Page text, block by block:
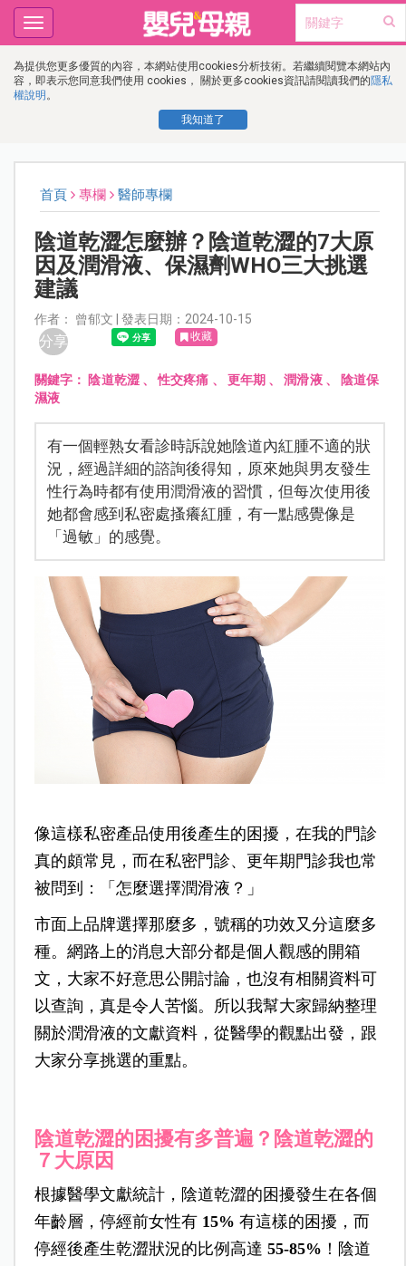
為提供您更多優質的內容，本網站使用cookies分析技術。若繼續閱覽本網站內
容，即表示您同意我們使用 cookies， 關於更多cookies資訊請閱讀我們的隱私
權說明 。
我知道了
Toggle
navigation
首頁 專欄 醫師專欄
陰道乾澀怎麼辦？陰道乾澀的7大原
因及潤滑液、保濕劑WHO三大挑選
建議
作者： 曾郁文 | 發表日期：2024-10-15
分享 收藏
關鍵字： 陰道乾澀、性交疼痛 、 更年期 、潤滑液、
陰道保
濕液
有一個輕熟女看診時訴說她陰道內紅腫不適的狀
況，經過詳細的諮詢後得知，原來她與男友發生
性行為時都有使用潤滑液的習慣，但每次使用後
她都會感到私密處搔癢紅腫，有一點感覺像是
「過敏」的感覺。
像這樣私密產品使用後產生的困擾，在我的門診
真的頗常見，而在私密門診、更年期門診我也常
被問到：「怎麼選擇潤滑液？」
市面上品牌選擇那麼多，號稱的功效又分這麼多
種。網路上的消息大部分都是個人觀感的開箱
文，大家不好意思公開討論，也沒有相關資料可
以查詢，真是令人苦惱。所以我幫大家歸納整理
關於潤滑液的文獻資料，從醫學的觀點出發，跟
大家分享挑選的重點。
陰道乾澀的困擾有多普遍？陰道乾澀的
７大原因
根據醫學文獻統計，陰道乾澀的困擾發生在各個
年齡層，停經前女性有15% 有這樣的困擾，而
停經後產生乾澀狀況的比例高達 55-85% ！陰道